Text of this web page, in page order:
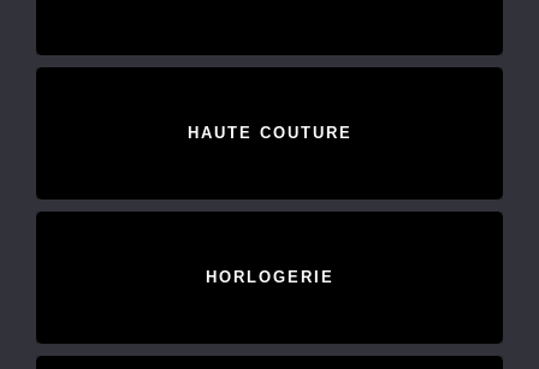
HAUTE COUTURE
HORLOGERIE